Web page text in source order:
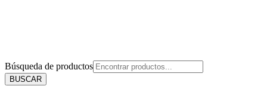
Búsqueda de productos
BUSCAR